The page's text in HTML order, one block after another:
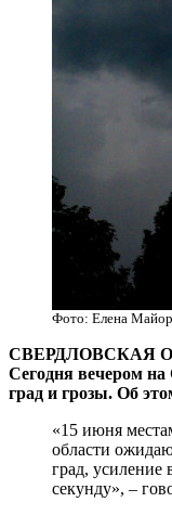
Фото: Елена
СВЕРДЛОВСКАЯ
Сегодня вечером
град и грозы. Об
«15 июня
области
град, усиление
секунду», –